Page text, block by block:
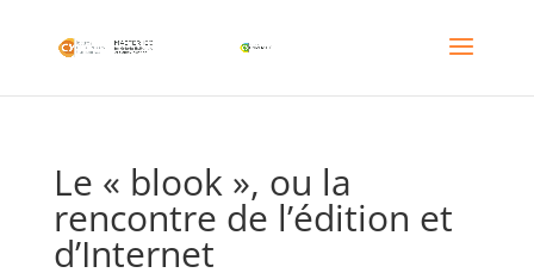
Le « blook », ou la
rencontre de l’édition et
d’Internet